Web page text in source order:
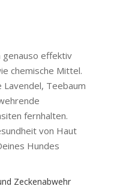
genauso effektiv
chemische Mittel.
Teebaum
fernhalten.
von Haut
Hundes
Zeckenabwehr